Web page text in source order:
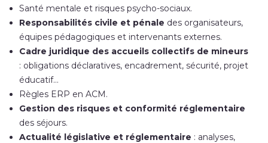
Santé mentale et risques psycho-sociaux.
Responsabilités civile et pénale des organisateurs,
équipes pédagogiques et intervenants externes.
Cadre juridique des accueils collectifs de mineurs
: obligations déclaratives, encadrement, sécurité, projet
éducatif…
Règles ERP en ACM.
Gestion des risques et conformité réglementaire
des séjours.
Actualité législative et réglementaire : analyses,